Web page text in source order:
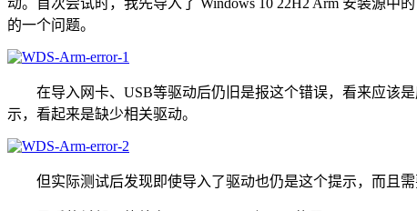
动。首次尝试时，我先导入了 Windows 10 22H2 Arm 安装源中
的一个问题。
在导入网卡、USB等驱动后仍旧是报这个错误，看来应该是
示，看起来是缺少相关驱动。
但实际测试后发现即使导入了驱动也仍是这个提示，而且需